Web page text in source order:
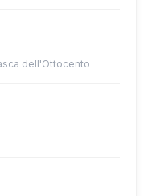
dell'Ottocento